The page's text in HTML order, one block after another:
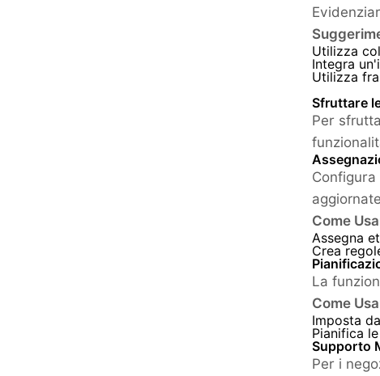
Utilizza
Integra
Utilizza
Sfruttare
Per
Come
Assegna
Crea
La
Come
Imposta
Pianifica
Supporto
Per i